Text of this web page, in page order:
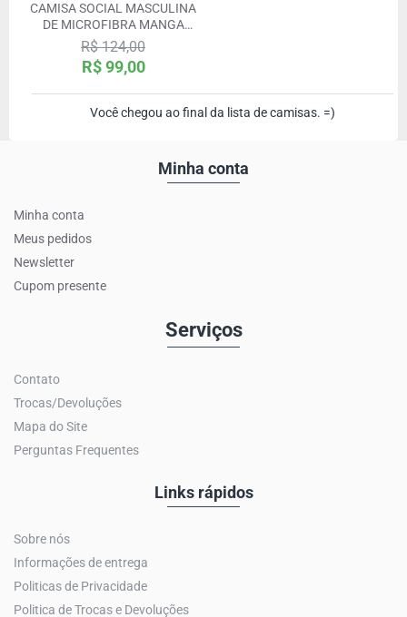
CAMISA SOCIAL MASCULINA
DE MICROFIBRA MANGA
LONGA, TURQUESA
R$ 99,00
R$ 124,00
Você chegou ao final da lista de camisas. =)
Minha conta
Minha conta
Meus pedidos
Newsletter
Cupom presente
Serviços
Contato
Trocas/Devoluções
Mapa do Site
Perguntas Frequentes
Links rápidos
Sobre nós
Informações de entrega
Politicas de Privacidade
Politica de Trocas e Devoluções